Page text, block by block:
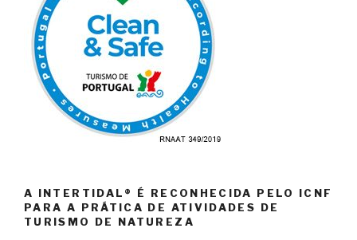
A INTERTIDAL® É RECONHECIDA PELO ICNF
PARA A PRÁTICA DE ATIVIDADES DE
TURISMO DE NATUREZA